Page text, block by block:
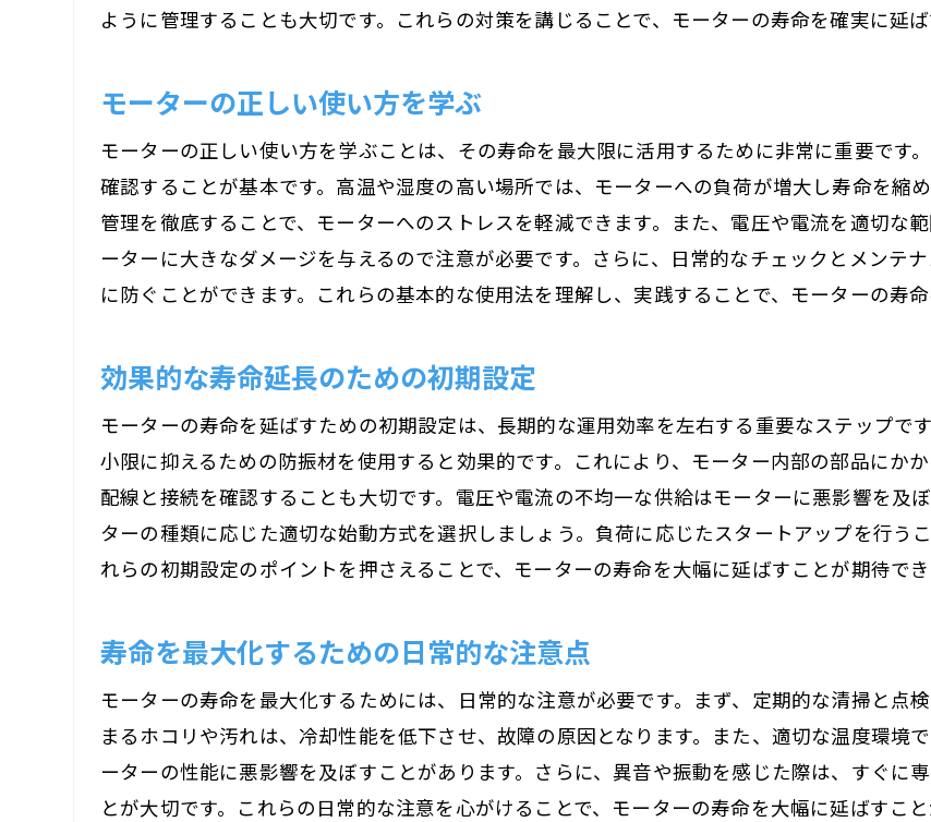
振動がもたらす影響とその対策
モーターの寿命を縮める原因を見極める
過負荷が寿命を縮める理由
不適切な使用法によるダメージ
電気的問題が寿命に与える影響
外部要因による摩耗の防ぎ方
長寿命を妨げる一般的なミス
トラブルを未然に防ぐためのモーター点検のポイン
日常点検の重要性と方法
異常音を見逃さないためのヒント
目視点検でチェックすべきポイント
トラブル予防に役立つツールの選び方
モーターの使用効率を高めるための実践的なアプロ
効率的なエネルギー使用法
運用コストを削減するための工夫
ように管理することも大切です。これらの対策を講じることで、モーターの寿命を確実に延ば
モーターの正しい使い方を学ぶ
モーターの正しい使い方を学ぶことは、その寿命を最大限に活用するために非常に重要です
確認することが基本です。高温や湿度の高い場所では、モーターへの負荷が増大し寿命を縮
管理を徹底することで、モーターへのストレスを軽減できます。また、電圧や電流を適切な
ーターに大きなダメージを与えるので注意が必要です。さらに、日常的なチェックとメンテ
に防ぐことができます。これらの基本的な使用法を理解し、実践することで、モーターの寿
効果的な寿命延長のための初期設定
モーターの寿命を延ばすための初期設定は、長期的な運用効率を左右する重要なステップで
小限に抑えるための防振材を使用すると効果的です。これにより、モーター内部の部品にか
配線と接続を確認することも大切です。電圧や電流の不均一な供給はモーターに悪影響を及
ターの種類に応じた適切な始動方式を選択しましょう。負荷に応じたスタートアップを行う
れらの初期設定のポイントを押さえることで、モーターの寿命を大幅に延ばすことが期待でき
寿命を最大化するための日常的な注意点
モーターの寿命を最大化するためには、日常的な注意が必要です。まず、定期的な清掃と点
まるホコリや汚れは、冷却性能を低下させ、故障の原因となります。また、適切な温度環境
ーターの性能に悪影響を及ぼすことがあります。さらに、異音や振動を感じた際は、すぐに
とが大切です。これらの日常的な注意を心がけることで、モーターの寿命を大幅に延ばすこと